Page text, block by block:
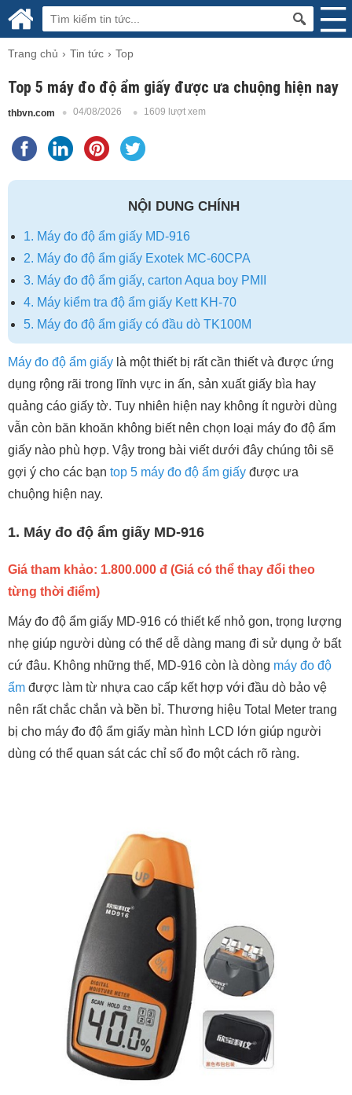
Trang chủ Tin tức Top
Top 5 máy đo độ ẩm giấy được ưa chuộng hiện nay
thbvn.com 04/08/2026 1609 lượt xem
NỘI DUNG CHÍNH
1. Máy đo độ ẩm giấy MD-916
2. Máy đo độ ẩm giấy Exotek MC-60CPA
3. Máy đo độ ẩm giấy, carton Aqua boy PMII
4. Máy kiểm tra độ ẩm giấy Kett KH-70
5. Máy đo độ ẩm giấy có đầu dò TK100M
Máy đo độ ẩm giấy là một thiết bị rất cần thiết và được ứng
dụng rộng rãi trong lĩnh vực in ấn, sản xuất giấy bìa hay
quảng cáo giấy tờ. Tuy nhiên hiện nay không ít người dùng
vẫn còn băn khoăn không biết nên chọn loại máy đo độ ẩm
giấy nào phù hợp. Vậy trong bài viết dưới đây chúng tôi sẽ
gợi ý cho các bạn top 5 máy đo độ ẩm giấy được ưa
chuộng hiện nay.
1. Máy đo độ ẩm giấy MD-916
Giá tham khảo: 1.800.000 đ (Giá có thể thay đổi theo
từng thời điểm)
Máy đo độ ẩm giấy MD-916 có thiết kế nhỏ gon, trọng lượng
nhẹ giúp người dùng có thể dễ dàng mang đi sử dụng ở bất
cứ đâu. Không những thế, MD-916 còn là dòng máy đo độ
ẩm được làm từ nhựa cao cấp kết hợp với đầu dò bảo vệ
nên rất chắc chắn và bền bỉ. Thương hiệu Total Meter trang
bị cho máy đo độ ẩm giấy màn hình LCD lớn giúp người
dùng có thể quan sát các chỉ số đo một cách rõ ràng.